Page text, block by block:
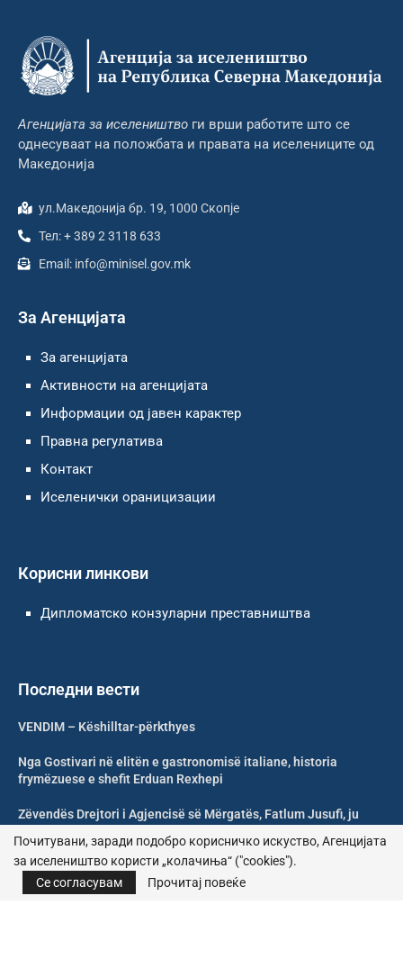
Агенцијата за иселеништво ги врши работите што се
однесуваат на положбата и правата на иселениците од
Македонија
ул.Македонија бр. 19, 1000 Скопје
Тел: + 389 2 3118 633
Email: info@minisel.gov.mk
За Агенцијата
За агенцијата
Активности на агенцијата
Информации од јавен карактер
Правна регулатива
Контакт
Иселенички ораницизации
Корисни линкови
Дипломатско конзуларни преставништва
Последни вести
VENDIM – Këshilltar-përkthyes
Nga Gostivari në elitën e gastronomisë italiane, historia
frymëzuese e shefit Erduan Rexhepi
Zëvendës Drejtori i Agjencisë së Mërgatës, Fatlum Jusufi, ju
Shoqata Humanitare Tuhini Feston 10 Vjetorin e Themelimit
Почитувани, заради подобро корисничко искуство, Агенцијата
за иселеништво користи „колачиња“ ("cookies").
Се согласувам
Прочитај повеќе